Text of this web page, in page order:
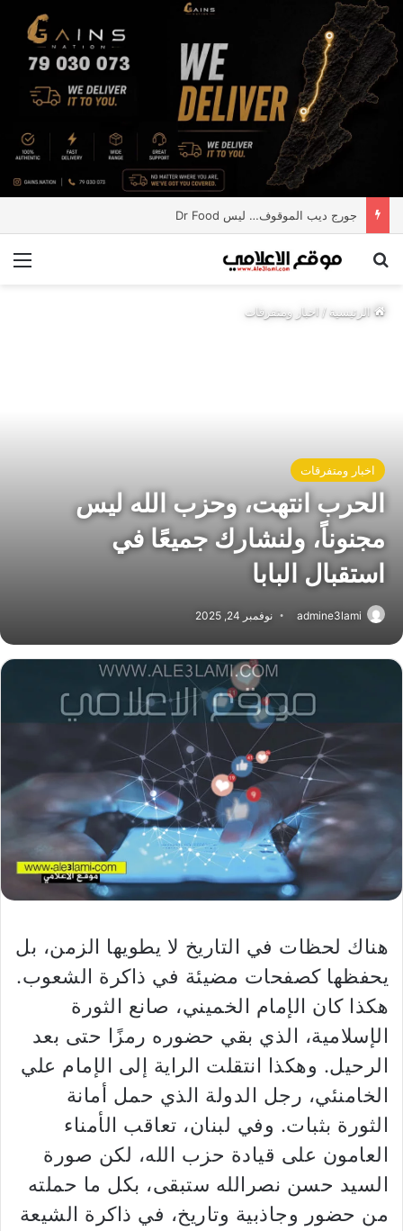
جورج ديب الموقوف… ليس Dr Food
بحث عن
الرئيسية/ اخبار ومتفرقات
اخبار ومتفرقات
الحرب انتهت، وحزب الله ليس
مجنوناً، ولنشارك جميعًا في
استقبال البابا
admine3lami نوفمبر 24, 2025
هناك لحظات في التاريخ لا يطويها الزمن، بل
يحفظها كصفحات مضيئة في ذاكرة الشعوب.
هكذا كان الإمام الخميني، صانع الثورة
الإسلامية، الذي بقي حضوره رمزًا حتى بعد
الرحيل. وهكذا انتقلت الراية إلى الإمام علي
الخامنئي، رجل الدولة الذي حمل أمانة
الثورة بثبات. وفي لبنان، تعاقب الأمناء
العامون على قيادة حزب الله، لكن صورة
السيد حسن نصرالله ستبقى، بكل ما حملته
من حضور وجاذبية وتاريخ، في ذاكرة الشيعة